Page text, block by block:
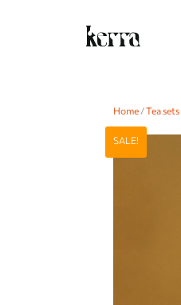
Home /Tea sets
SALE!